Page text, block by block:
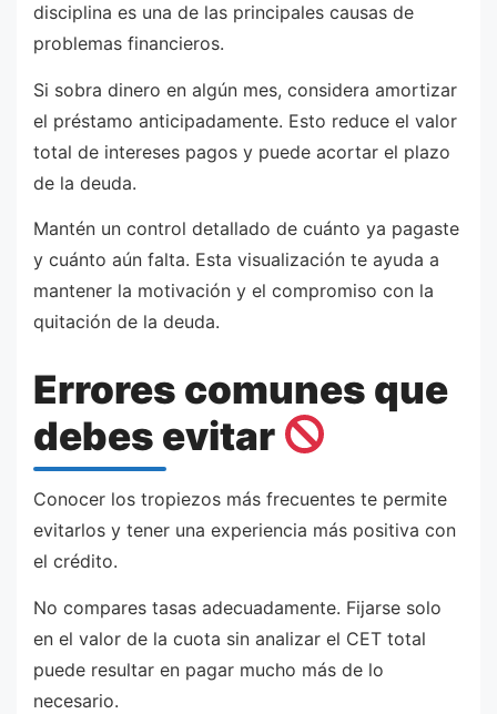
disciplina es una de las principales causas de
problemas financieros.
Si sobra dinero en algún mes, considera amortizar
el préstamo anticipadamente. Esto reduce el valor
total de intereses pagos y puede acortar el plazo
de la deuda.
Mantén un control detallado de cuánto ya pagaste
y cuánto aún falta. Esta visualización te ayuda a
mantener la motivación y el compromiso con la
quitación de la deuda.
Errores comunes que
debes evitar
Conocer los tropiezos más frecuentes te permite
evitarlos y tener una experiencia más positiva con
el crédito.
No compares tasas adecuadamente. Fijarse solo
en el valor de la cuota sin analizar el CET total
puede resultar en pagar mucho más de lo
necesario.